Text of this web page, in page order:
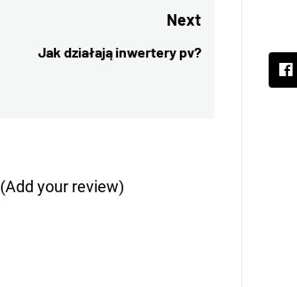
Next
Next
Jak działają inwertery pv?
(Add your review)